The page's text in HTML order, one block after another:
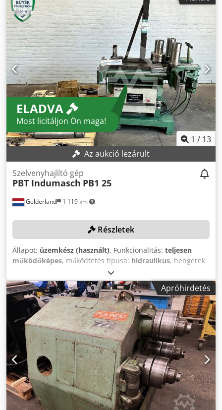
ELADVA
Most licitáljon Ön maga!
1 / 13
Az aukció lezárult
Gelderland 1 119 km
Szelvenyhajlító gép
PBT Indumasch PB1 25
Részletek
Állapot: üzemkész (használt), Funkcionalitás: teljesen
működőképes, működtetés típusa: hidraulikus, hengerek
105 mm
kg, MŰSZAKI RÉSZLETEK Teljesítmény: 3,0 kW
Tengelyátmérő: 105 mm Görgők száma: 3 db Djdpfozdd N
Nsx Aiuswa Meghajtott hengerek száma: 3 db GÉPADATOK
Vezérlés: Hagyományos Meghajtás: Hidraulikus
Függőleges/vízszintes: Vízszintes Méretek és tömeg
Méretek (H x Sz x M): 1.400 x 900 x 1.300 mm Saját tömeg:
1.000 kg FELSZERELTSÉG További hengerek
Apróhirdetés